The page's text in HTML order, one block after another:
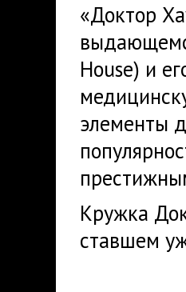
«Доктор
House) и
элементы
Кружка
ставшем